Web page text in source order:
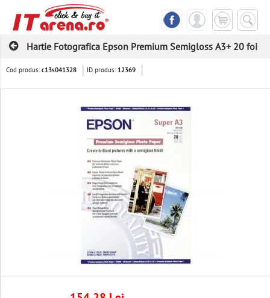
Hartie Fotografica Epson Premium Semigloss A3+ 20 foi
Cod produs:c13s041328 ID produs: 12369